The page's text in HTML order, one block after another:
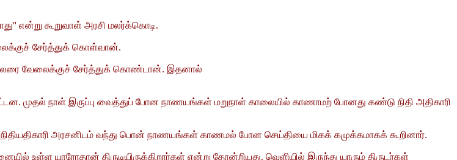
என்று கூறுவாள் அரசி மலர்க்கொடி.
சேர்த்துக் கொள்வான்.
பலரை வேலைக்குச் சேர்த்துக் கொண்டான். இதனால்
நாள் இருப்பு வைத்துப் போன நாணயங்கள் மறுநாள் காலையில் காணாமற் போனது கண்டு நிதி அதிகாரி
அரசனிடம் வந்து பொன் நாணயங்கள் காணமல் போன செய்தியை மிகக் கமுக்கமாகக் கூறினார்.
உள்ள யாரோதான் திருடியிருக்கிறார்கள் என்று தோன்றியது. வெளியில் இருந்து யாரும் திருடர்கள்